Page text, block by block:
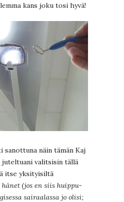
kans joku tosi hyvä!
sanottuna näin tämän Kaj
juteltuani valitsisin tällä
itse yksityisiltä
hänet (jos en siis huippu-
sairaalassa jo olisi;